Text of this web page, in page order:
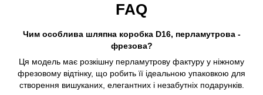
FAQ
Чим особлива шляпна коробка D16, перламутрова -
фрезова?
Ця модель має розкішну перламутрову фактуру у ніжному
фрезовому відтінку, що робить її ідеальною упаковкою для
створення вишуканих, елегантних і незабутніх подарунків.